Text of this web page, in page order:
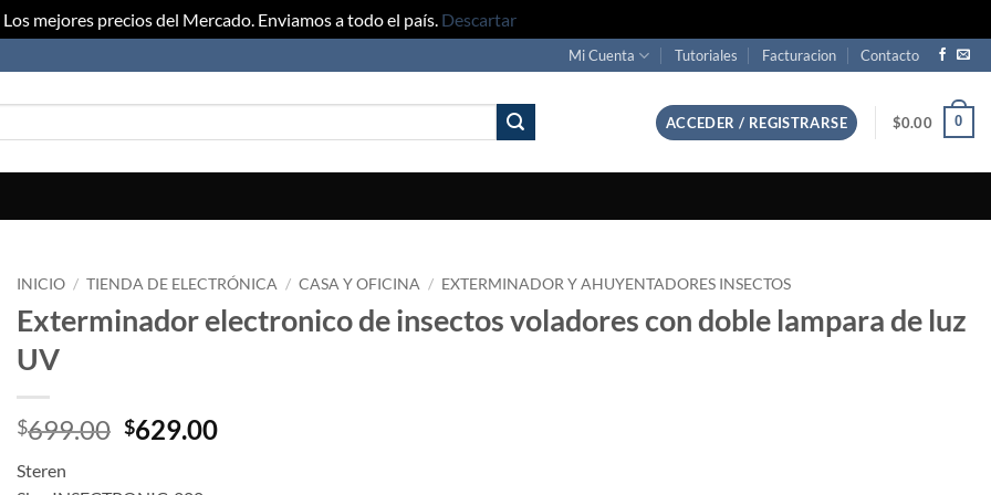
Los mejores precios del Mercado. Enviamos a todo el país. Descartar
Mi Cuenta Tutoriales Facturacion Contacto
ACCEDER / REGISTRARSE $0.00 0
INICIO / TIENDA DE ELECTRÓNICA / CASA Y OFICINA / EXTERMINADOR Y AHUYENTADORES INSECTOS
Exterminador electronico de insectos voladores con doble lampara de luz
UV
$699.00 Original
$629.00Current
Steren